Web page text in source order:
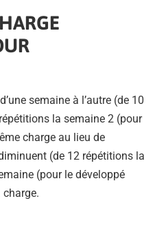
semaine à l’autre (de 10
la semaine 2 (pour
charge au lieu de
(de 12 répétitions la
(pour le développé
charge.